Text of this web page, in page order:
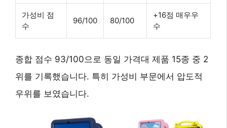
가성비 점
수
96/100 80/100
+16점 매우우
수
종합 점수 93/100으로 동일 가격대 제품 15종 중 2
위를 기록했습니다. 특히 가성비 부문에서 압도적
우위를 보였습니다.